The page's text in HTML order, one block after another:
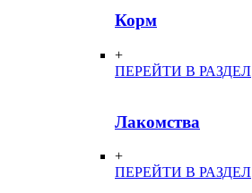
Корм
+
ПЕРЕЙТИ В РАЗДЕЛ
Лакомства
+
ПЕРЕЙТИ В РАЗДЕЛ